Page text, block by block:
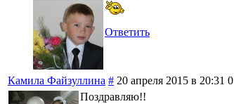
Ответить
Камила Файзуллина # 20 апреля 2015 в 20:31 0
Поздравляю!!